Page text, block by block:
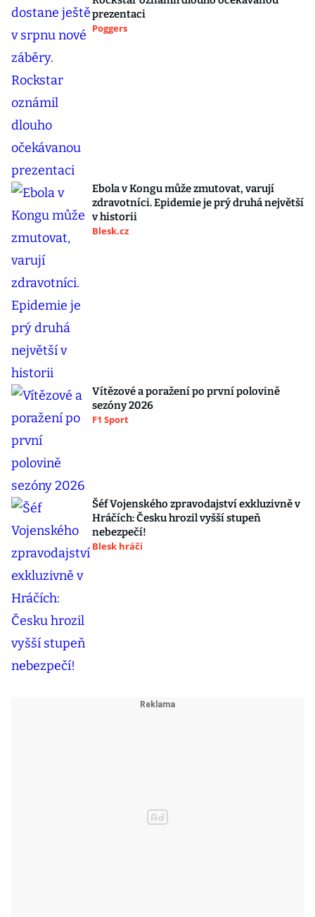
prezentaci
Poggers
Ebola v Kongu může zmutovat, varují
zdravotníci. Epidemie je prý druhá největší
v historii
Blesk.cz
Vítězové a poražení po první polovině
sezóny 2026
F1 Sport
Šéf Vojenského zpravodajství exkluzivně v
Hráčích: Česku hrozil vyšší stupeň
nebezpečí!
Blesk hráči